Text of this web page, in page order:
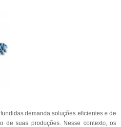
demanda soluções eficientes e de
de suas produções. Nesse contexto, os